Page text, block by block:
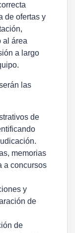
de ofertas y
al área
a largo
las
de
memorias
a concursos
y
de
de